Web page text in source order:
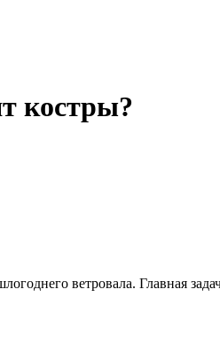
костры?
ветровала. Главная